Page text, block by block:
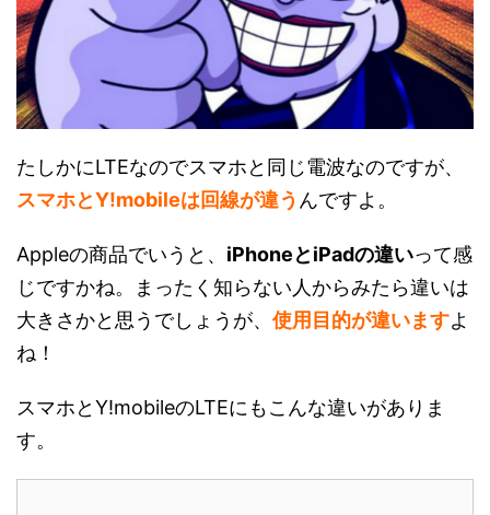
たしかにLTEなのでスマホと同じ電波なのですが、
スマホとY!mobileは回線が違う んですよ。
Appleの商品でいうと、 iPhoneとiPadの違いって感
じですかね。まったく知らない人からみたら違いは
大きさかと思うでしょうが、 使用目的が違いますよ
ね！
スマホとY!mobileのLTEにもこんな違いがありま
す。